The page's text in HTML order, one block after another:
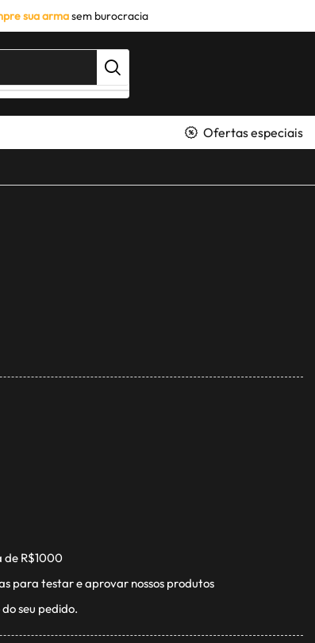
sua armasem burocracia
Ofertas especiais
de R$1000
para testar e aprovar nossos produtos
seu pedido.